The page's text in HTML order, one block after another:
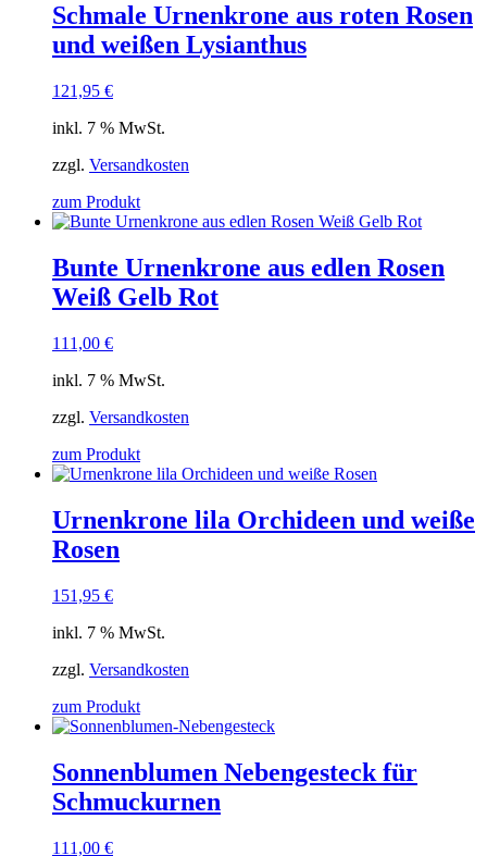
Schmale Urnenkrone aus roten Rosen
und weißen Lysianthus
121,95 €
inkl. 7 % MwSt.
zzgl. Versandkosten
zum Produkt
Bunte Urnenkrone aus edlen Rosen
Weiß Gelb Rot
111,00 €
inkl. 7 % MwSt.
zzgl. Versandkosten
zum Produkt
Urnenkrone lila Orchideen und weiße
Rosen
151,95 €
inkl. 7 % MwSt.
zzgl. Versandkosten
zum Produkt
Sonnenblumen Nebengesteck für
Schmuckurnen
111,00 €